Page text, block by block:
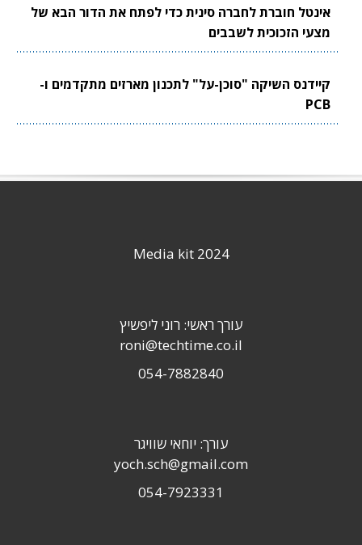
אינטל חוברת לחברה סינית כדי לפתח את הדור הבא של
מצעי הזכוכית לשבבים
קיידנס השיקה "סוכן-על" לתכנון מארזים מתקדמים ו-
PCB
Media kit 2024
עורך ראשי: רוני ליפשיץ
roni@techtime.co.il
054-7882840
עורך: יוחאי שוויגר
yoch.sch@gmail.com
054-7923331